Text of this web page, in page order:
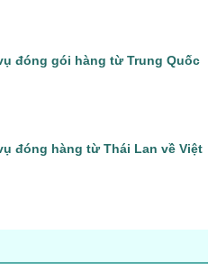
đóng gói hàng từ Trung Quốc
đóng hàng từ Thái Lan về Việt